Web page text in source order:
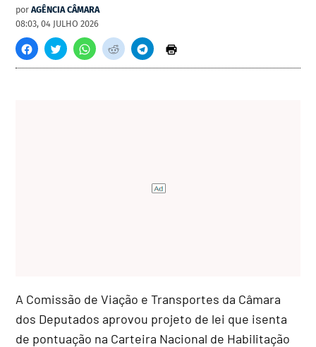
por AGÊNCIA CÂMARA
08:03, 04 JULHO 2026
A Comissão de Viação e Transportes da Câmara
dos Deputados aprovou projeto de lei que isenta
de pontuação na Carteira Nacional de Habilitação